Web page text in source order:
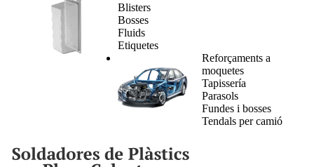
Blisters
Bosses
Fluids
Etiquetes​
Reforçaments a
moquetes
Tapissería
Parasols
Fundes i bosses
Tendals per camió​